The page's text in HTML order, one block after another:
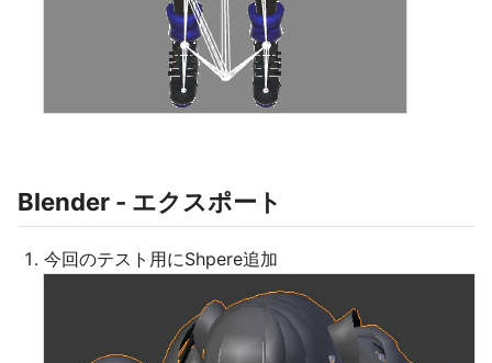
Blender - エクスポート
今回のテスト用にShpere追加